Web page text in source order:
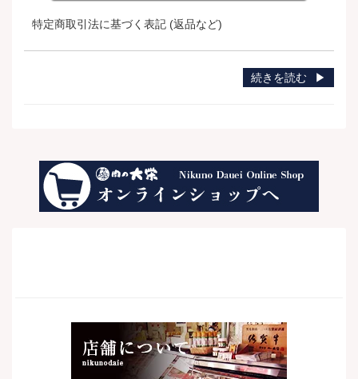
特定商取引法に基づく表記 (返品など)
続きを読む